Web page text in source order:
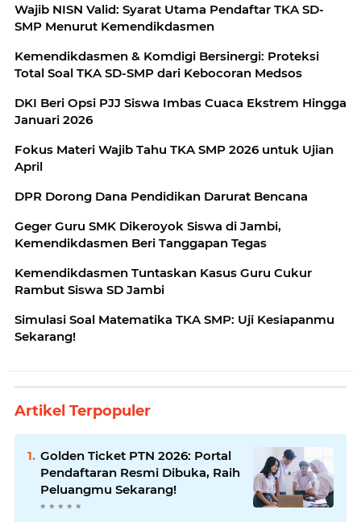
Wajib NISN Valid: Syarat Utama Pendaftar TKA SD-
SMP Menurut Kemendikdasmen
Kemendikdasmen & Komdigi Bersinergi: Proteksi
Total Soal TKA SD-SMP dari Kebocoran Medsos
DKI Beri Opsi PJJ Siswa Imbas Cuaca Ekstrem Hingga
Januari 2026
Fokus Materi Wajib Tahu TKA SMP 2026 untuk Ujian
April
DPR Dorong Dana Pendidikan Darurat Bencana
Geger Guru SMK Dikeroyok Siswa di Jambi,
Kemendikdasmen Beri Tanggapan Tegas
Kemendikdasmen Tuntaskan Kasus Guru Cukur
Rambut Siswa SD Jambi
Simulasi Soal Matematika TKA SMP: Uji Kesiapanmu
Sekarang!
Artikel Terpopuler
Golden Ticket PTN 2026: Portal
Pendaftaran Resmi Dibuka, Raih
Peluangmu Sekarang!